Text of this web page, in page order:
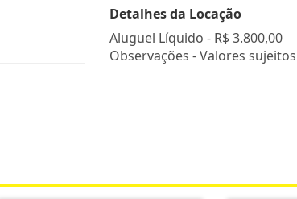
Detalhes da Locação
Aluguel Líquido - R$ 3.800,00
Observações - Valores